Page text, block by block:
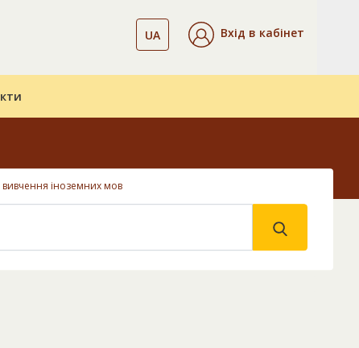
UA Вхід в кабінет
вивчення іноземних мов